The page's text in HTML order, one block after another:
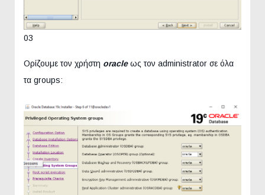
03
Ορίζουμε τον χρήστη oracleως τον administrator σε όλα
τα groups: